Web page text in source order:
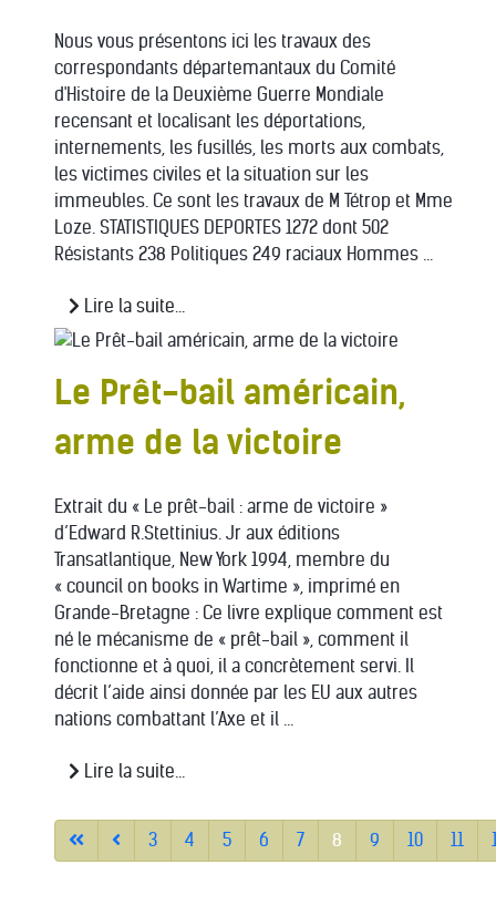
Nous vous présentons ici les travaux des
correspondants départemantaux du Comité
d'Histoire de la Deuxième Guerre Mondiale
recensant et localisant les déportations,
internements, les fusillés, les morts aux combats,
les victimes civiles et la situation sur les
immeubles. Ce sont les travaux de M Tétrop et Mme
Loze. STATISTIQUES DEPORTES 1272 dont 502
Résistants 238 Politiques 249 raciaux Hommes ...
Lire la suite...
Le Prêt-bail américain,
arme de la victoire
Extrait du « Le prêt-bail : arme de victoire »
d’Edward R.Stettinius. Jr aux éditions
Transatlantique, New York 1994, membre du
« council on books in Wartime », imprimé en
Grande-Bretagne : Ce livre explique comment est
né le mécanisme de « prêt-bail », comment il
fonctionne et à quoi, il a concrètement servi. Il
décrit l’aide ainsi donnée par les EU aux autres
nations combattant l’Axe et il ...
Lire la suite...
3 4 5 6 7 8 9 10 11